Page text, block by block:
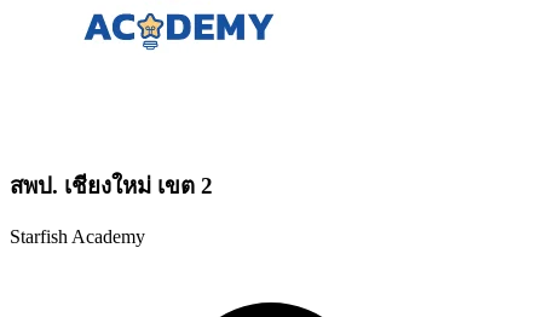
สพป. เชียงใหม่ เขต 2
Starfish Academy